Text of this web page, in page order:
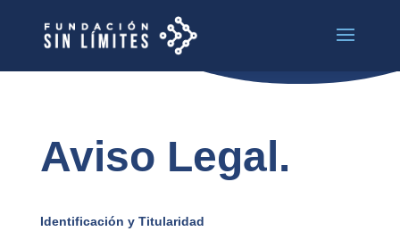
Aviso Legal.
Identificación y Titularidad